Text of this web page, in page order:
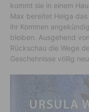
kommt sie in einem
Max bereitet Helga
ihr Kommen
bleiben. Ausgehend
Rückschau die Wege
Geschehnisse völlig